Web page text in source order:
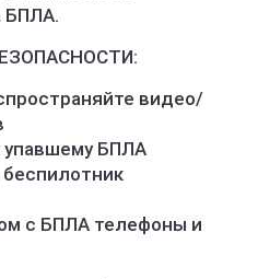
БПЛА.
видео/
упавшему БПЛА
с БПЛА телефоны и